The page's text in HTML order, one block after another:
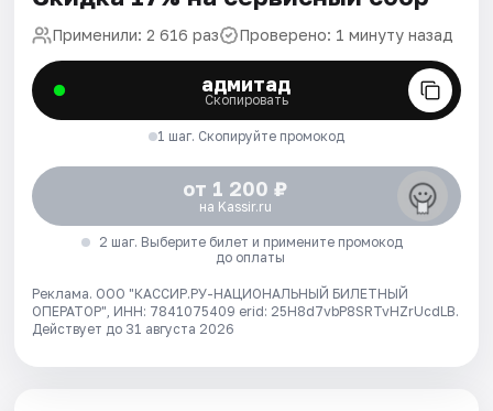
Применили: 2 616 раз Проверено: 1 минуту назад
адмитад
Скопировать
1 шаг. Скопируйте промокод
от 1 200 ₽
на Kassir.ru
2 шаг. Выберите билет и примените промокод
до оплаты
Реклама. ООО "КАССИР.РУ-НАЦИОНАЛЬНЫЙ БИЛЕТНЫЙ
ОПЕРАТОР", ИНН: 7841075409 erid: 25H8d7vbP8SRTvHZrUcdLB.
Действует до 31 августа 2026